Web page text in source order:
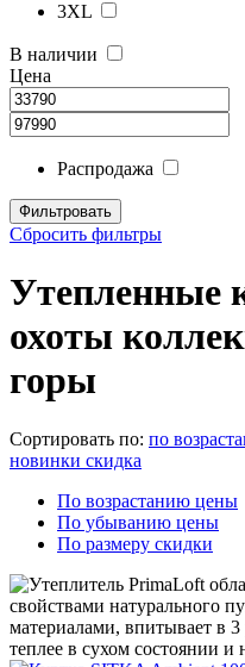
3XL
В наличии
Цена
Распродажа
Сбросить фильтры
Утепленные
охоты
горы
Сортировать по: по
новинки скидка
По возрастанию цены
По убыванию цены
По размеру скидки